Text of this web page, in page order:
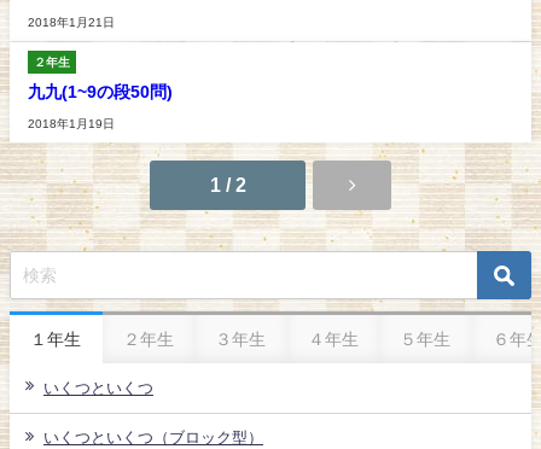
2018年1月21日
２年生
九九(1~9の段50問)
2018年1月19日
1 / 2
１年生 ２年生 ３年生 ４年生 ５年生 ６年
いくつといくつ
いくつといくつ（ブロック型）